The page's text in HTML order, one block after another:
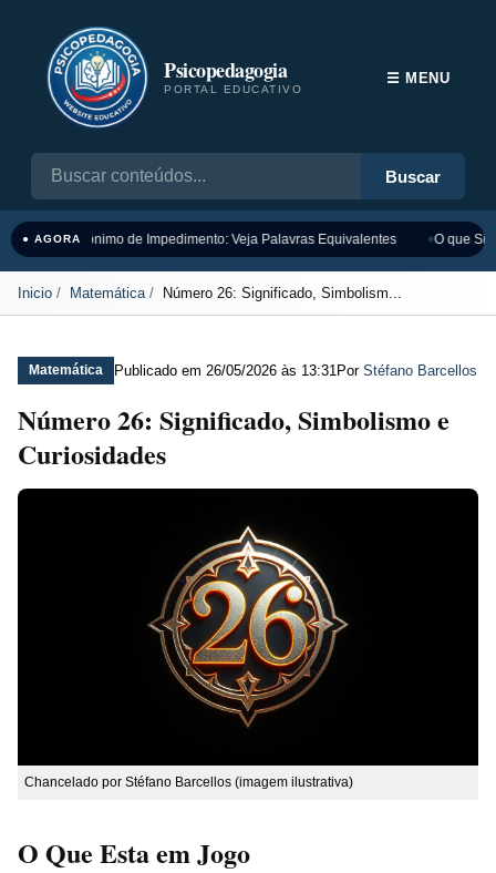
Psicopedagogia
PORTAL EDUCATIVO
Buscar
☰ MENU
● AGORASinônimo de Impedimento: Veja Palavras Equivalentes O que
Inicio Matemática Número 26: Significado, Simbolism...
Matemática Publicado em 26/05/2026 às 13:31 Por Stéfano Barcellos
Número 26: Significado, Simbolismo e
Curiosidades
Chancelado por Stéfano Barcellos (imagem ilustrativa)
O Que Esta em Jogo